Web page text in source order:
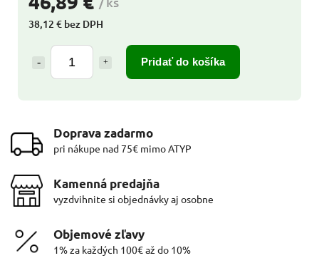
38,12 € bez DPH
Pridať do košíka
Doprava zadarmo
pri nákupe nad 75€ mimo ATYP
Kamenná predajňa
vyzdvihnite si objednávky aj osobne
Objemové zľavy
1% za každých 100€ až do 10%